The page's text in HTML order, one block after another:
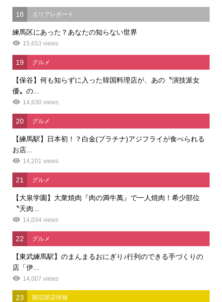
18 エリアレポート
練馬区にあった？あなたの知らない世界
15,653 views
19 グルメ
【保谷】何も知らずに入った韓国料理店が、あの〝演技派女
優〟の...
14,830 views
20 グルメ
【練馬駅】日本初！？白金(プラチナ)アジフライが食べられる
お店...
14,201 views
21 グルメ
【大泉学園】大衆焼肉『肉の満牛萬』で一人焼肉！希少部位
〝天肉...
14,034 views
22 グルメ
【東武練馬駅】のまんまるおにぎり♪行列のできる手づくりの
店「伊...
14,007 views
23 開店閉店情報